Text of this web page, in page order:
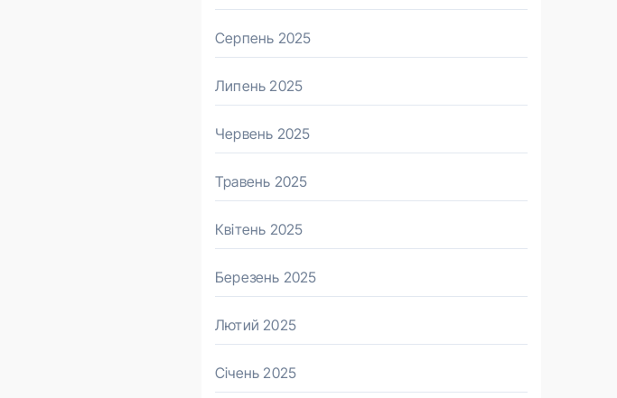
Серпень 2025
Липень 2025
Червень 2025
Травень 2025
Квітень 2025
Березень 2025
Лютий 2025
Січень 2025